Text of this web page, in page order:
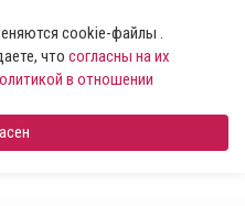
cookie-файлы .
что согласны на их
в отношении